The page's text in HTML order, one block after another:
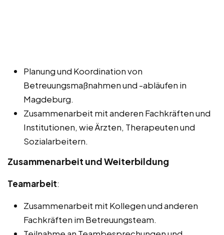
Planung und Koordination von
Betreuungsmaßnahmen und -abläufen in
Magdeburg.
Zusammenarbeit mit anderen Fachkräften und
Institutionen, wie Ärzten, Therapeuten und
Sozialarbeitern.
Zusammenarbeit und Weiterbildung
Teamarbeit:
Zusammenarbeit mit Kollegen und anderen
Fachkräften im Betreuungsteam.